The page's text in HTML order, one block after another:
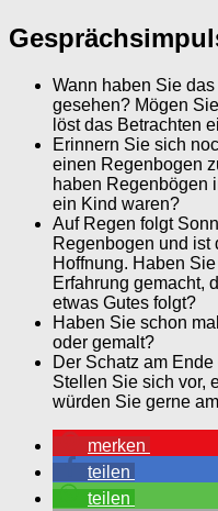
Wann haben Sie
gesehen? Mögen
löst das Betrachten
Erinnern Sie sich
einen Regenbogen
haben Regenbögen
ein Kind waren?
Auf Regen folgt
Regenbogen und ist
Hoffnung. Haben
Erfahrung gemacht,
etwas Gutes folgt?
Haben Sie schon
oder gemalt?
Der Schatz am
Stellen Sie sich vor,
würden Sie gerne
merken
teilen
teilen